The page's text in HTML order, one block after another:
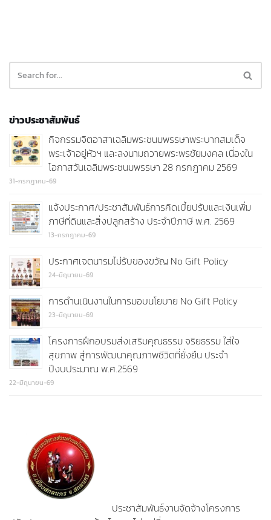
ข่าวประชาสัมพันธ์
กิจกรรมจิตอาสาเฉลิมพระชนมพรรษาพระบาทสมเด็จ
พระเจ้าอยู่หัวฯ และลงนามถวายพระพรชัยมงคล เนื่องใน
โอกาสวันเฉลิมพระชนมพรรษา 28 กรกฎาคม 2569
31-กรกฎาคม-69
แจ้งประกาศ/ประชาสัมพันธ์การคิดเบี้ยปรับและเงินเพิ่ม
ภาษีที่ดินและสิ่งปลูกสร้าง ประจำปีภาษี พ.ศ. 2569
13-กรกฎาคม-69
ประกาศเจตนารมไม่รับของขวัญ No Gift Policy
24-มิถุนายน-69
การดำนเนินงานในการมอบนโยบาย No Gift Policy
23-มิถุนายน-69
โครงการฝึกอบรมส่งเสริมคุณธรรม จริยธรรม ใส่ใจ
สุขภาพ สู่การพัฒนาคุณภาพชีวิตที่ยั่งยืน ประจำ
ปีงบประมาณ พ.ศ.2569
22-มิถุนายน-69
ประชาสัมพันธ์งานจัดจ้างโครงการ